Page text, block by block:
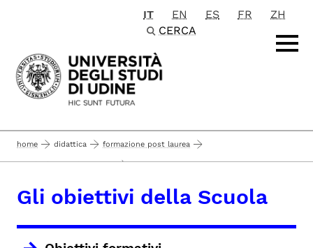
Passa al contenuto principale
IT EN ES FR
ZH
CERCA
home didattica formazione post laurea
scuole di specializzazione ...
gli obiettivi della scuola
Gli obiettivi della Scuola